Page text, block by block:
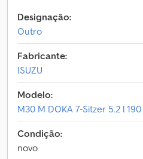
Designação:
Outro
Fabricante:
ISUZU
Modelo:
M30 M DOKA 7-Sitzer 5.2 l
Condição:
novo